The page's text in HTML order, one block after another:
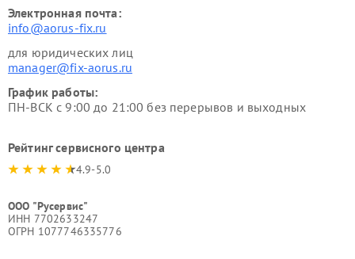
Электронная почта:
info@aorus-fix.ru
для юридических лиц
manager@fix-aorus.ru
График работы:
ПН-ВСК с 9:00 до 21:00 без перерывов и выходных
Рейтинг сервисного центра
4.9-5.0
ООО "Русервис"
ИНН 7702633247
ОГРН 1077746335776